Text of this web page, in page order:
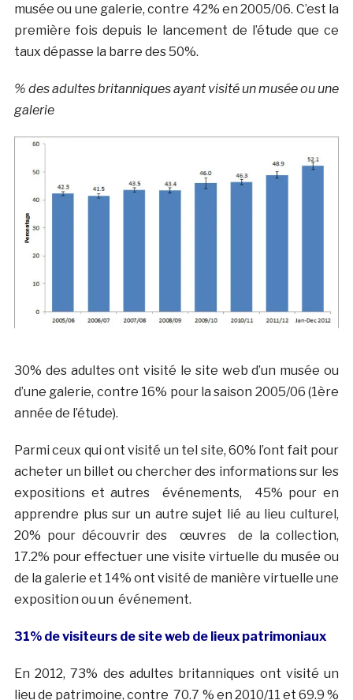
musée ou une galerie, contre 42% en 2005/06. C’est la
première fois depuis le lancement de l’étude que ce
taux dépasse la barre des 50%.
% des adultes britanniques ayant visité un musée ou une
galerie
30% des adultes ont visité le site web d’un musée ou
d’une galerie, contre 16% pour la saison 2005/06 (1ère
année de l’étude).
Parmi ceux qui ont visité un tel site, 60% l’ont fait pour
acheter un billet ou chercher des informations sur les
expositions et autres événements, 45% pour en
apprendre plus sur un autre sujet lié au lieu culturel,
20% pour découvrir des œuvres de la collection,
17.2% pour effectuer une visite virtuelle du musée ou
de la galerie et 14% ont visité de manière virtuelle une
exposition ou un événement.
31% de visiteurs de site web de lieux patrimoniaux
En 2012, 73% des adultes britanniques ont visité un
lieu de patrimoine, contre 70.7 % en 2010/11 et 69.9 %